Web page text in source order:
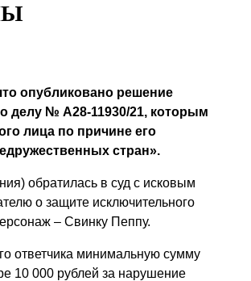
Брошюры
опубликовано решение
делу № А28-11930/21, которым
лица по причине его
стран».
обратилась в суд с исковым
о защите исключительного
– Свинку Пеппу.
ответчика минимальную сумму
10 000 рублей за нарушение